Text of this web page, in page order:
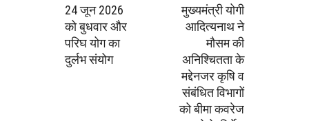
24 जून 2026
को बुधवार और
परिघ योग का
दुर्लभ संयोग
मुख्यमंत्री योगी
आदित्यनाथ ने
मौसम की
अनिश्चितता के
मद्देनजर कृषि व
संबंधित विभागों
को बीमा कवरेज